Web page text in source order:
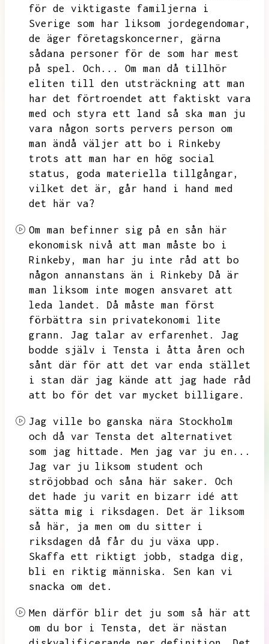
för de viktigaste familjerna i
Sverige som har liksom jordegendomar,
de äger företagskoncerner,
gärna
sådana personer för de som har mest
på spel.
Och...
Om man då tillhör
eliten till den utsträckning att man
har det förtroendet att faktiskt vara
med och styra ett land så ska man ju
vara någon sorts pervers person om
man ändå väljer att bo i Rinkeby
trots att man har en
hög social
status,
goda materiella tillgångar,
vilket det är,
går hand i hand med
det här va?
Om man befinner sig på en sån här
ekonomisk nivå att man måste bo i
Rinkeby,
man har ju inte råd att bo
någon annanstans än i Rinkeby Då är
man liksom inte mogen ansvaret att
leda landet.
Då måste man först
förbättra sin privatekonomi lite
grann.
Jag talar av erfarenhet.
Jag
bodde själv i Tensta i åtta åren och
sånt där för att det var enda stället
i stan där jag kände att jag hade råd
att bo för det var mycket billigare.
Jag ville bo ganska nära Stockholm
och då var Tensta det alternativet
som jag hittade.
Men jag var ju en...
Jag var ju liksom student och
ströjobbad och såna här saker.
Och
det hade ju varit en bizarr idé att
sätta mig i riksdagen.
Det är liksom
så här,
ja men om du sitter i
riksdagen då får du ju växa upp.
Skaffa ett riktigt jobb,
stadga dig,
bli en riktig människa.
Sen kan vi
snacka om det.
Men därför blir det ju som så här att
om du bor i Tensta,
det är nästan